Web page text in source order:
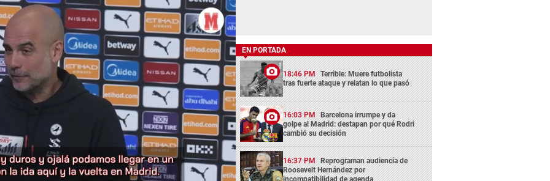
EN PORTADA
18:46 PM Terrible: Muere futbolista
tras fuerte ataque y relatan lo que pasó
16:03 PM Barcelona irrumpe y da
golpe al Madrid: destapan por qué Rodri
cambió su decisión
16:37 PM Reprograman audiencia de
Roosevelt Hernández por
incompatibilidad de agenda